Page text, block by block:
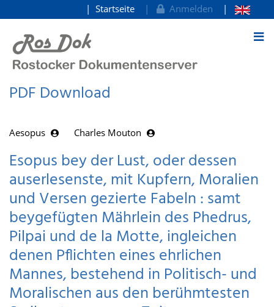
zum Inhalt
Startseite Anmelden
PDF Download
Aesopus Charles Mouton
Esopus bey der Lust, oder dessen
auserlesenste, mit Kupfern, Moralien
und Versen gezierte Fabeln : samt
beygefügten Mährlein des Phedrus,
Pilpai und de la Motte, ingleichen
denen Pflichten eines ehrlichen
Mannes, bestehend in Politisch- und
Moralischen aus den berühmtesten